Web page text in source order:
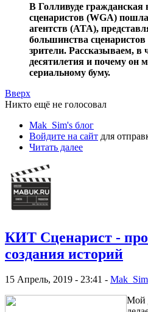
В Голливуде гражданская
сценаристов (WGA)
агентств (ATA),
большинства
зрители. Рассказываем, в
десятилетия и почему он
сериальному буму.
Вверх
Никто ещё не голосовал
Mak_Sim's блог
Войдите на сайт для
Читать далее
КИТ Сценарист -
создания историй
15 Апрель, 2019 - 23:41 - Mak_Sim
Мой